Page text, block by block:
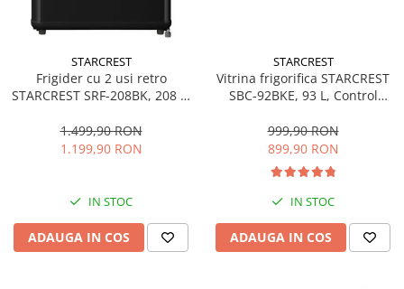
STARCREST
Frigider cu 2 usi retro
STARCREST SRF-208BK, 208 L,
Iluminare LED, Termostat
Reglabil, H 147 cm, Negru
1.499,90 RON
1.199,90 RON
IN STOC
ADAUGA IN COS
STARCREST
Vitrina frigorifica STARCREST
SBC-92BKE, 93 L, Control
83.2 cm, Negru
999,90 RON
899,90 RON
IN STOC
ADAUGA IN COS